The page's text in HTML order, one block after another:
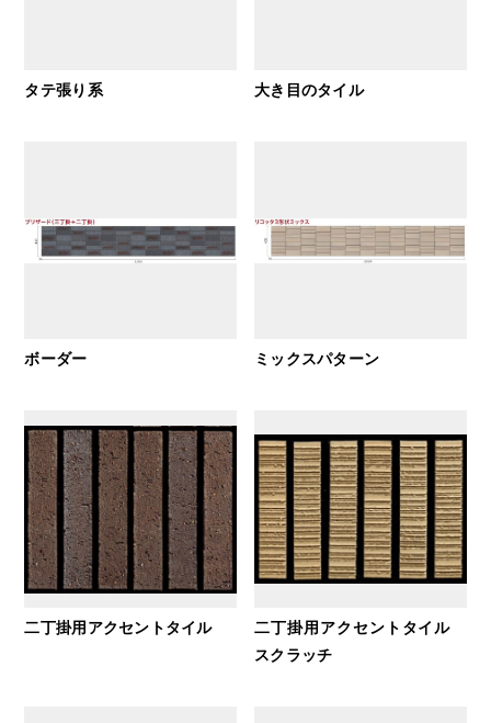
タテ張り系 大き目のタイル
ボーダー ミックスパターン
二丁掛用アクセントタイル
二丁掛用アクセントタイル
スクラッチ